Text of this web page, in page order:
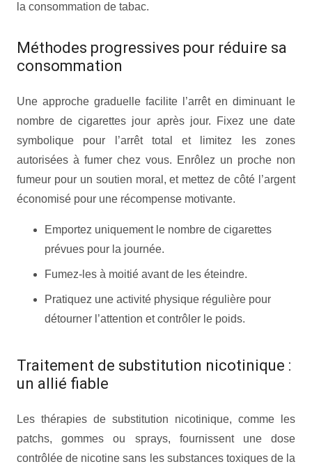
la consommation de tabac.
Méthodes progressives pour réduire sa
consommation
Une approche graduelle facilite l’arrêt en diminuant le
nombre de cigarettes jour après jour. Fixez une date
symbolique pour l’arrêt total et limitez les zones
autorisées à fumer chez vous. Enrôlez un proche non
fumeur pour un soutien moral, et mettez de côté l’argent
économisé pour une récompense motivante.
Emportez uniquement le nombre de cigarettes
prévues pour la journée.
Fumez-les à moitié avant de les éteindre.
Pratiquez une activité physique régulière pour
détourner l’attention et contrôler le poids.
Traitement de substitution nicotinique :
un allié fiable
Les thérapies de substitution nicotinique, comme les
patchs, gommes ou sprays, fournissent une dose
contrôlée de nicotine sans les substances toxiques de la